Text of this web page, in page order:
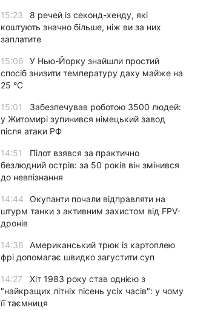
15:23
8 речей із секонд-хенду, які
коштують значно більше, ніж ви за них
заплатите
15:06
У Нью-Йорку знайшли простий
спосіб знизити температуру даху майже на
25 °C
15:01
Забезпечував роботою 3500 людей:
у Житомирі зупинився німецький завод
після атаки РФ
14:51
Пілот взявся за практично
безлюдний острів: за 50 років він змінився
до невпізнання
14:44
Окупанти почали відправляти на
штурм танки з активним захистом від FPV-
дронів
14:38
Американський трюк із картоплею
фрі допомагає швидко загустити суп
14:27
Хіт 1983 року став однією з
"найкращих літніх пісень усіх часів": у чому
її таємниця